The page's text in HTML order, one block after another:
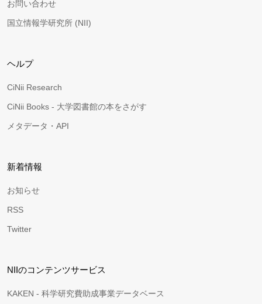
お問い合わせ
国立情報学研究所 (NII)
ヘルプ
CiNii Research
CiNii Books - 大学図書館の本をさがす
メタデータ・API
新着情報
お知らせ
RSS
Twitter
NIIのコンテンツサービス
KAKEN - 科学研究費助成事業データベース